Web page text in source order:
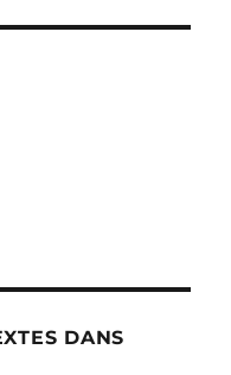
DANS